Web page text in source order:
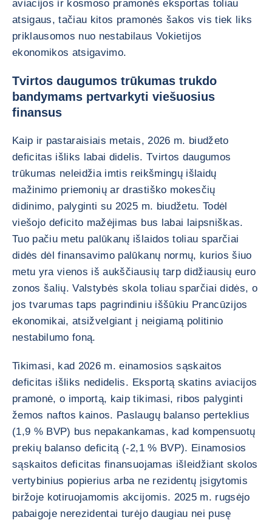
aviacijos ir kosmoso pramonės eksportas toliau
atsigaus, tačiau kitos pramonės šakos vis tiek liks
priklausomos nuo nestabilaus Vokietijos
ekonomikos atsigavimo.
Tvirtos daugumos trūkumas trukdo
bandymams pertvarkyti viešuosius
finansus
Kaip ir pastaraisiais metais, 2026 m. biudžeto
deficitas išliks labai didelis. Tvirtos daugumos
trūkumas neleidžia imtis reikšmingų išlaidų
mažinimo priemonių ar drastiško mokesčių
didinimo, palyginti su 2025 m. biudžetu. Todėl
viešojo deficito mažėjimas bus labai laipsniškas.
Tuo pačiu metu palūkanų išlaidos toliau sparčiai
didės dėl finansavimo palūkanų normų, kurios šiuo
metu yra vienos iš aukščiausių tarp didžiausių euro
zonos šalių. Valstybės skola toliau sparčiai didės, o
jos tvarumas taps pagrindiniu iššūkiu Prancūzijos
ekonomikai, atsižvelgiant į neigiamą politinio
nestabilumo foną.
Tikimasi, kad 2026 m. einamosios sąskaitos
deficitas išliks nedidelis. Eksportą skatins aviacijos
pramonė, o importą, kaip tikimasi, ribos palyginti
žemos naftos kainos. Paslaugų balanso perteklius
(1,9 % BVP) bus nepakankamas, kad kompensuotų
prekių balanso deficitą (-2,1 % BVP). Einamosios
sąskaitos deficitas finansuojamas išleidžiant skolos
vertybinius popierius arba ne rezidentų įsigytomis
biržoje kotiruojamomis akcijomis. 2025 m. rugsėjo
pabaigoje nerezidentai turėjo daugiau nei pusę